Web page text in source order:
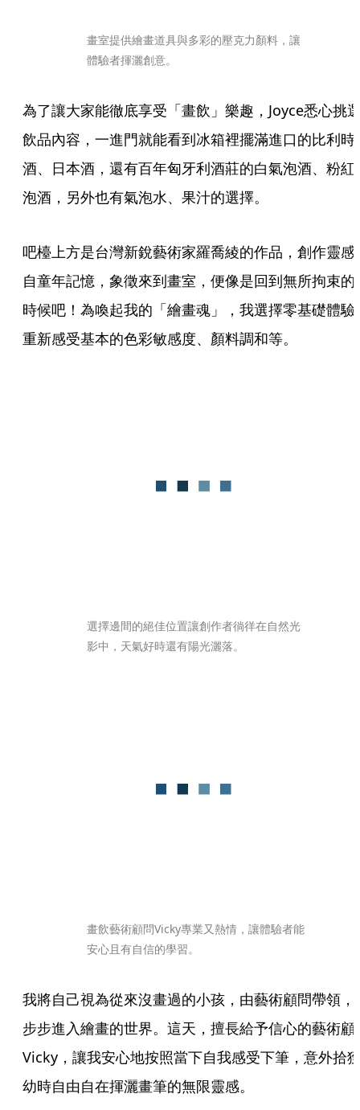
畫室提供繪畫道具與多彩的壓克力顏料，讓
體驗者揮灑創意。
為了讓大家能徹底享受「畫飲」樂趣，Joyce悉心挑
飲品內容，一進門就能看到冰箱裡擺滿進口的比利時
酒、日本酒，還有百年匈牙利酒莊的白氣泡酒、粉紅
泡酒，另外也有氣泡水、果汁的選擇。
吧檯上方是台灣新銳藝術家羅喬綾的作品，創作靈感
自童年記憶，象徵來到畫室，便像是回到無所拘束的
時候吧！為喚起我的「繪畫魂」，我選擇零基礎體驗
重新感受基本的色彩敏感度、顏料調和等。
選擇邊間的絕佳位置讓創作者徜徉在自然光
影中，天氣好時還有陽光灑落。
畫飲藝術顧問Vicky專業又熱情，讓體驗者能
安心且有自信的學習。
我將自己視為從來沒畫過的小孩，由藝術顧問帶領，
步步進入繪畫的世界。這天，擅長給予信心的藝術顧
Vicky，讓我安心地按照當下自我感受下筆，意外拾
幼時自由自在揮灑畫筆的無限靈感。